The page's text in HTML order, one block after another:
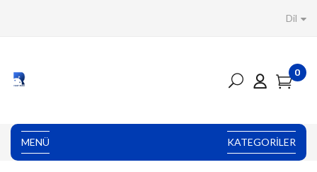
Dil
0
MENÜ KATEGORILER